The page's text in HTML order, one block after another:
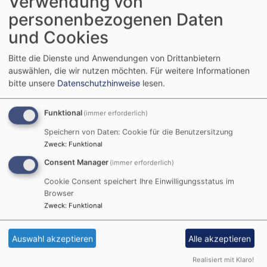
Startseite Kirchengemeindeamt
Sekretariat
Versicherungen
Versicherungen
personenbezogenen Daten
und Cookies
Bitte die Dienste und Anwendungen von Drittanbietern
auswählen, die wir nutzen möchten. Für weitere Informationen
bitte unsere Datenschutzhinweise lesen.
Funktional (immer erforderlich)
Speichern von Daten: Cookie für die Benutzersitzung
Zweck: Funktional
Consent Manager (immer erforderlich)
Cookie Consent speichert Ihre Einwilligungsstatus im
Browser
Zweck: Funktional
Auswahl akzeptieren Alle akzeptieren
Realisiert mit Klaro!